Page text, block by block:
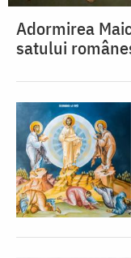
Adormirea
satului